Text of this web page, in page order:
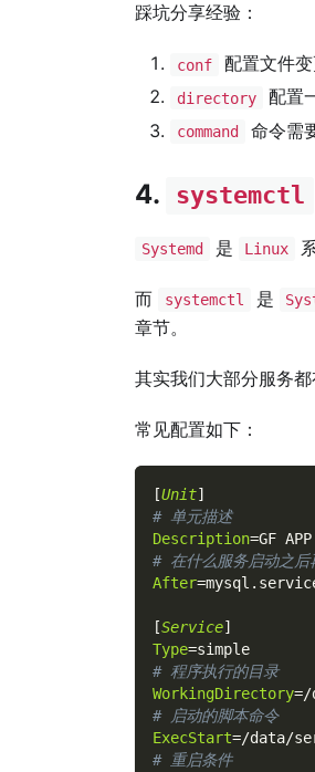
踩坑分享经验：
conf 配置文件
directory 配置
command 命令需
4. systemctl
Systemd 是 Linux
而 systemctl 是
章节。
其实我们大部分服务
常见配置如下：
[Unit]
# 单元描述
Description=GF APP
# 在什么服务启动之后
After=
[Service]
Type=simple
# 程序执行的目录
WorkingDirectory=/
# 启动的脚本命令
ExecStart=/data/
# 重启条件